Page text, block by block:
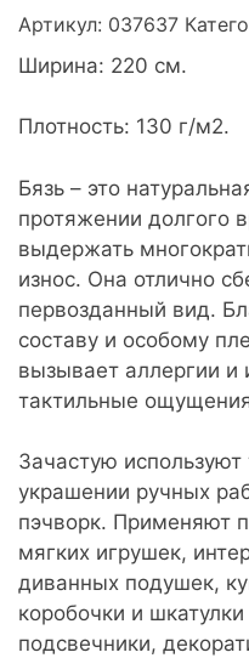
Артикул: 037637
Ширина: 220 см.
Плотность: 130 г/м2.
Бязь – это
протяжении долгого
выдержать
износ. Она отлично
первозданный вид.
составу и особому
вызывает аллергии и
тактильные
Зачастую используют
украшении ручных
пэчворк. Применяют
мягких игрушек,
диванных подушек,
коробочки и
подсвечники,